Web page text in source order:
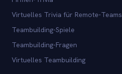
Virtuelles Trivia für Remote-Teams
Teambuilding-Spiele
Teambuilding-Fragen
Virtuelles Teambuilding